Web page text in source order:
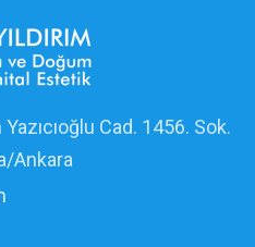
Cad. 1456. Sok.
Ankara